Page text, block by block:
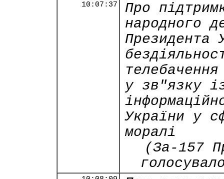
10:07:37
Про
народного
Президента
у зв"язку
України у
моралі
(За-157